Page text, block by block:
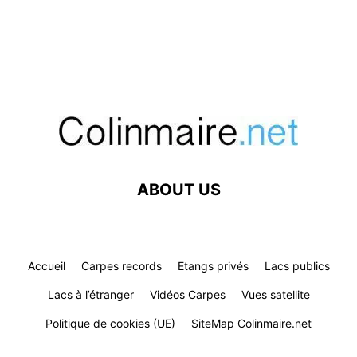
ABOUT US
Accueil Carpes records Etangs privés Lacs publics
Lacs à l’étranger Vidéos Carpes Vues satellite
Politique de cookies (UE) SiteMap Colinmaire.net